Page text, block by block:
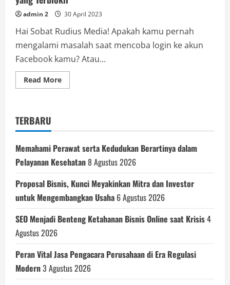
admin 2 30 April 2023
Hai Sobat Rudius Media! Apakah kamu pernah
mengalami masalah saat mencoba login ke akun
Facebook kamu? Atau...
Read MoreRead
more
Akun
yang
Terblokir
TERBARU
Memahami Perawat serta Kedudukan Berartinya dalam
Pelayanan Kesehatan8 Agustus 2026
Proposal Bisnis, Kunci Meyakinkan Mitra dan Investor
untuk Mengembangkan Usaha 6 Agustus 2026
SEO Menjadi Benteng Ketahanan Bisnis Online saat Krisis4
Agustus 2026
Peran Vital Jasa Pengacara Perusahaan di Era Regulasi
Modern3 Agustus 2026